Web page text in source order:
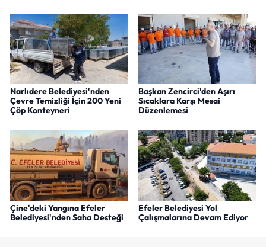
Narlıdere Belediyesi'nden
Çevre Temizliği İçin 200 Yeni
Çöp Konteyneri
Başkan Zencirci'den Aşırı
Sıcaklara Karşı Mesai
Düzenlemesi
Çine'deki Yangına Efeler
Belediyesi'nden Saha Desteği
Efeler Belediyesi Yol
Çalışmalarına Devam Ediyor